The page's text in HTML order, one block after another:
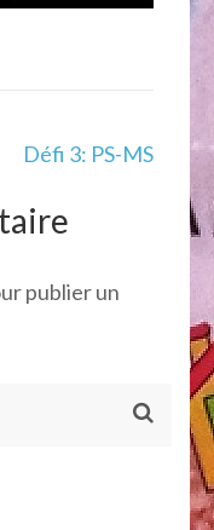
Défi 3: PS-MS
publier un